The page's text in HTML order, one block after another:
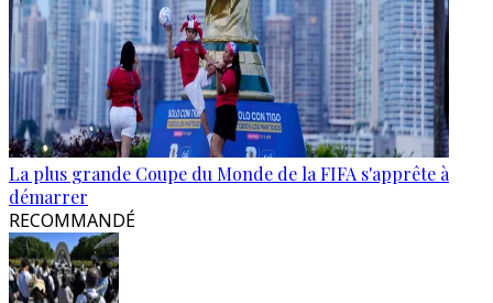
La plus grande Coupe du Monde de la FIFA s'apprête à
démarrer
RECOMMANDÉ